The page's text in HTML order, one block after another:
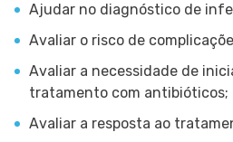
Ajudar no diagnóstico de
Avaliar o risco de
Avaliar a necessidade de
tratamento com antibióticos;
Avaliar a resposta ao